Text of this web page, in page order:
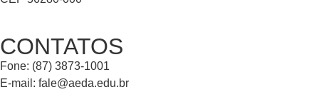
CONTATOS
Fone: (87) 3873-1001
E-mail: fale@aeda.edu.br